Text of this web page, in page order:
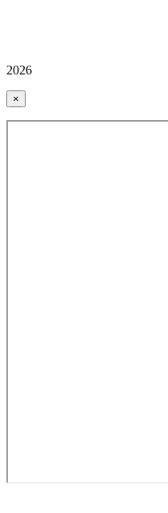
2026
×